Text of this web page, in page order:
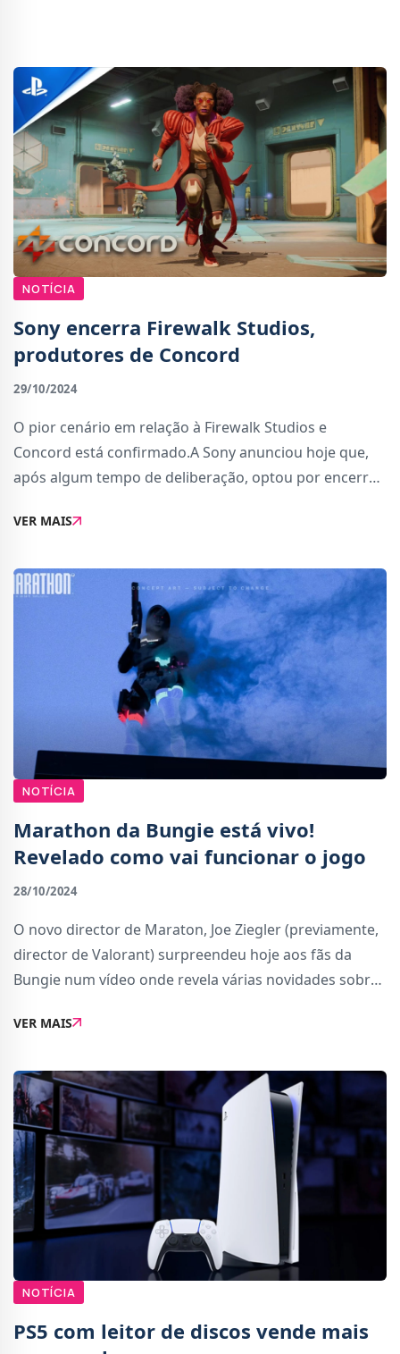
NOTÍCIA
Sony encerra Firewalk Studios,
produtores de Concord
29/10/2024
O pior cenário em relação à Firewalk Studios e
Concord está confirmado.A Sony anunciou hoje que,
após algum tempo de deliberação, optou por encerrar
contrariamente à especulação anteri
VER MAIS
NOTÍCIA
Marathon da Bungie está vivo!
Revelado como vai funcionar o jogo
28/10/2024
O novo director de Maraton, Joe Ziegler (previamente,
director de Valorant) surpreendeu hoje aos fãs da
Bungie num vídeo onde revela várias novidades sobre
novo conceito para Marathon. Vai f
VER MAIS
NOTÍCIA
PS5 com leitor de discos vende mais